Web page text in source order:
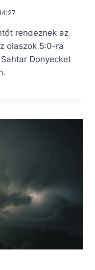
rendeznek az
olaszok 5:0-ra
Donyecket